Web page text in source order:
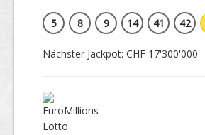
5
8 9 14 41 42
Nächster Jackpot: CHF 17'300'000